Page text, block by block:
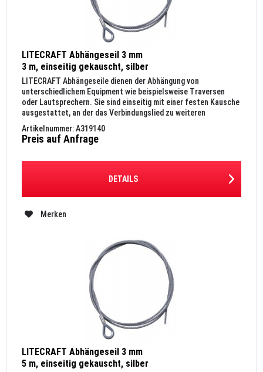
LITECRAFT Abhängeseil 3 mm
3 m, einseitig gekauscht, silber
LITECRAFT Abhängeseile dienen der Abhängung von
unterschiedlichem Equipment wie beispielsweise Traversen
oder Lautsprechern. Sie sind einseitig mit einer festen Kausche
ausgestattet, an der das Verbindungslied zu weiteren
Montage...
Artikelnummer: A319140
Preis auf Anfrage
DETAILS
Merken
LITECRAFT Abhängeseil 3 mm
5 m, einseitig gekauscht, silber